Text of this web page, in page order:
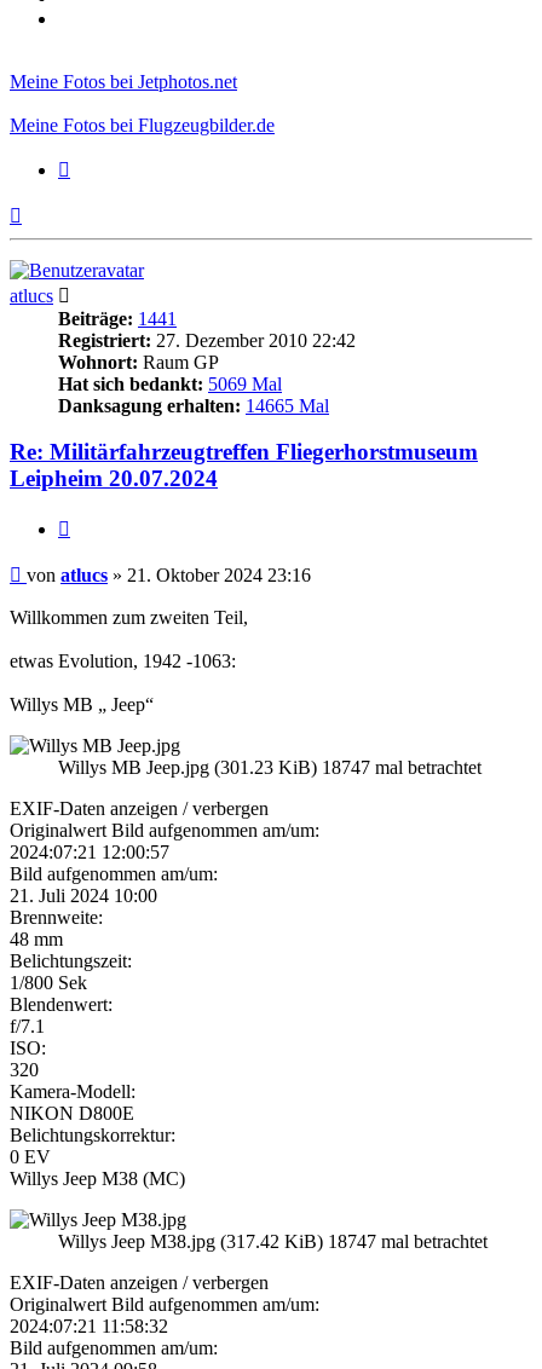
Meine Fotos bei Jetphotos.net
Meine Fotos bei Flugzeugbilder.de
atlucs
Beiträge: 1441
Registriert: 27. Dezember 2010 22:42
Wohnort: Raum GP
Hat sich bedankt: 5069 Mal
Danksagung erhalten: 14665 Mal
Re: Militärfahrzeugtreffen Fliegerhorstmuseum
Leipheim 20.07.2024
Beitrag
von atlucs » 21. Oktober 2024 23:16
Willkommen zum zweiten Teil,
etwas Evolution, 1942 -1063:
Willys MB „ Jeep“
Willys MB Jeep.jpg (301.23 KiB) 18747 mal betrachtet
EXIF-Daten anzeigen / verbergen
Originalwert Bild aufgenommen am/um:
2024:07:21 12:00:57
Bild aufgenommen am/um:
21. Juli 2024 10:00
Brennweite:
48 mm
Belichtungszeit:
1/800 Sek
Blendenwert:
f/7.1
ISO:
320
Kamera-Modell:
NIKON D800E
Belichtungskorrektur:
0 EV
Willys Jeep M38 (MC)
Willys Jeep M38.jpg (317.42 KiB) 18747 mal betrachtet
EXIF-Daten anzeigen / verbergen
Originalwert Bild aufgenommen am/um:
2024:07:21 11:58:32
Bild aufgenommen am/um: